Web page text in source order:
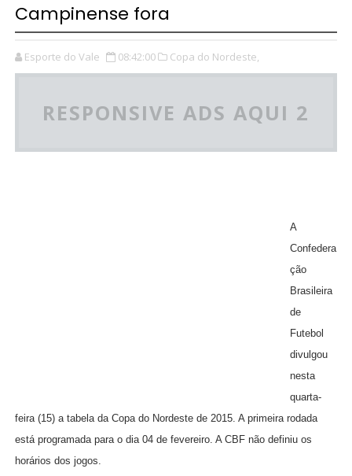
Campinense fora
Esporte do Vale 08:42:00 Copa do Nordeste,
RESPONSIVE ADS AQUI 2
A
Confedera
ção
Brasileira
de
Futebol
divulgou
nesta
quarta-
feira (15) a tabela da Copa do Nordeste de 2015. A primeira rodada
está programada para o dia 04 de fevereiro. A CBF não definiu os
horários dos jogos.